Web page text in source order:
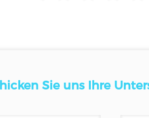
Sie uns Ihre